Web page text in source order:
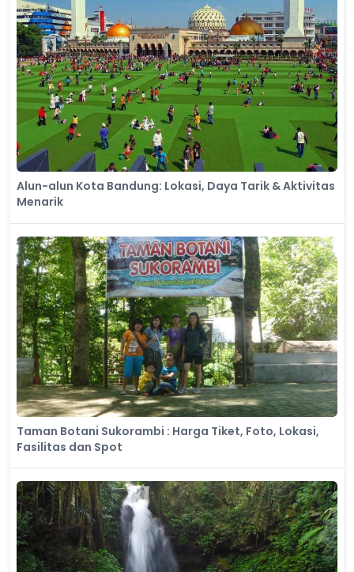
Alun-alun Kota Bandung: Lokasi, Daya Tarik & Aktivitas
Menarik
Taman Botani Sukorambi : Harga Tiket, Foto, Lokasi,
Fasilitas dan Spot